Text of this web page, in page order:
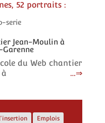
52 portraits :
serie
Jean-Moulin à
du Web chantier
…
Emplois